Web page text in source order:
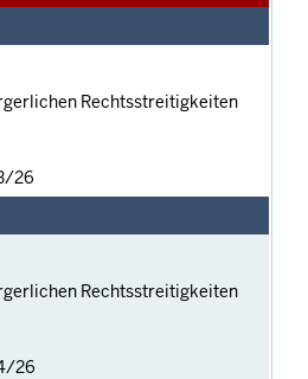
Rechtsstreitigkeiten
26
Rechtsstreitigkeiten
26